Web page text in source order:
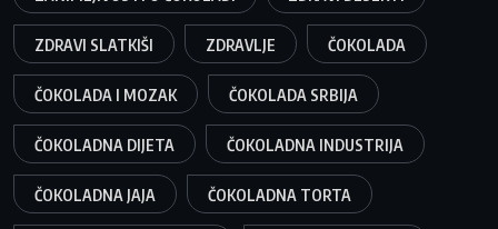
ZDRAVI SLATKIŠI ZDRAVLJE ČOKOLADA
ČOKOLADA I MOZAK ČOKOLADA SRBIJA
ČOKOLADNA DIJETA ČOKOLADNA INDUSTRIJA
ČOKOLADNA JAJA ČOKOLADNA TORTA